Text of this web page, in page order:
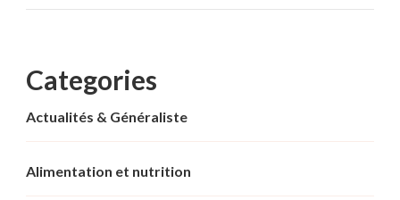
Categories
Actualités & Généraliste
Alimentation et nutrition